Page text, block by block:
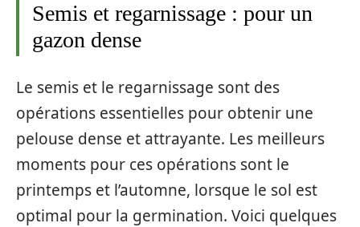
Semis et regarnissage : pour un
gazon dense
Le semis et le regarnissage sont des
opérations essentielles pour obtenir une
pelouse dense et attrayante. Les meilleurs
moments pour ces opérations sont le
printemps et l’automne, lorsque le sol est
optimal pour la germination. Voici quelques